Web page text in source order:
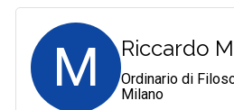
M Riccardo
Ordinario di
Milano